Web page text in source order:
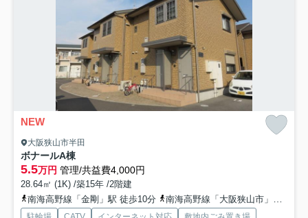
NEW
大阪狭山市半田
ボナールA棟
5.5万円 管理/共益費4,000円
28.64㎡ (1K) /築15年 /2階建
南海高野線「金剛」駅 徒歩10分
南海高野線「大阪狭山市」駅 徒歩22分